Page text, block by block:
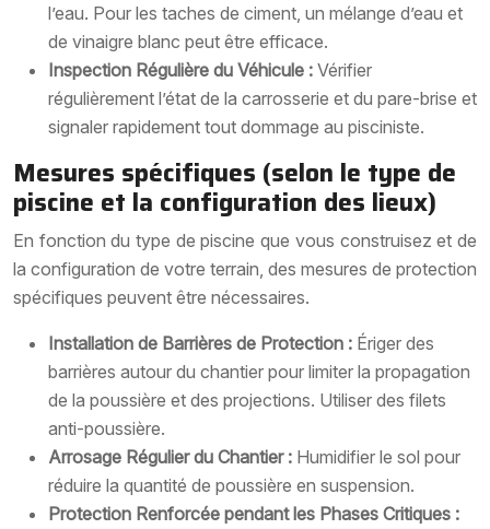
l’eau. Pour les taches de ciment, un mélange d’eau et
de vinaigre blanc peut être efficace.
Inspection Régulière du Véhicule : Vérifier
régulièrement l’état de la carrosserie et du pare-brise et
signaler rapidement tout dommage au pisciniste.
Mesures spécifiques (selon le type de
piscine et la configuration des lieux)
En fonction du type de piscine que vous construisez et de
la configuration de votre terrain, des mesures de protection
spécifiques peuvent être nécessaires.
Installation de Barrières de Protection : Ériger des
barrières autour du chantier pour limiter la propagation
de la poussière et des projections. Utiliser des filets
anti-poussière.
Arrosage Régulier du Chantier : Humidifier le sol pour
réduire la quantité de poussière en suspension.
Protection Renforcée pendant les Phases Critiques :